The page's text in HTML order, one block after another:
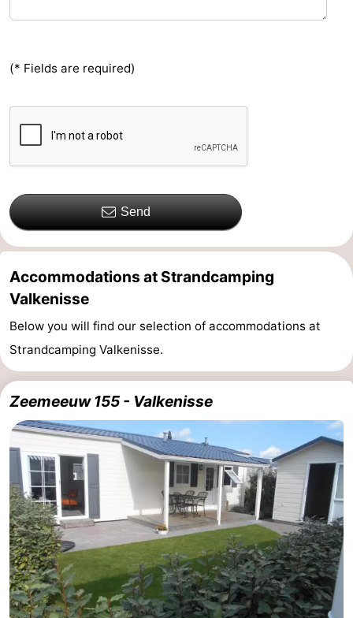
(* Fields are required)
Send
Accommodations at Strandcamping
Valkenisse
Below you will find our selection of accommodations at
Strandcamping Valkenisse.
Zeemeeuw 155 - Valkenisse